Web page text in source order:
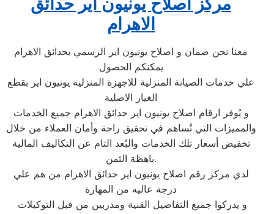
الاهرام
معنا نحن ضمان و اصلاح يونيون اير الرسمي بحدائق الاهرام
يمكنكم الحصول
علي خدمات الصيانة المنزلية للاجهزة المنزلية يونيون اير بقطع
الغيار الاصلية
و يُوفر ارقام اصلاح يونيون اير حدائق الاهرام جميع الخدمات
والمميزات التي تُساهم في تحقيق راحة وأمان العملاء من خلال
تخفيض أسعار تلك الخدمات والبُعد التام عن التكاليف المالية
باهظة الثمن.
لدي مركز رقم اصلاح يونيون اير حدائق الاهرام من هم علي
درجة عاليه من المهارة